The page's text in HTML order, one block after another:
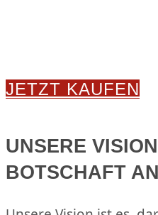
JETZT KAUFEN
UNSERE
BOTSCHAFT